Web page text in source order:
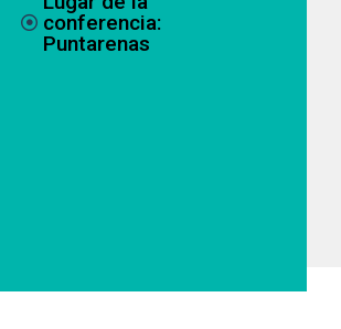
conferencia:
Puntarenas